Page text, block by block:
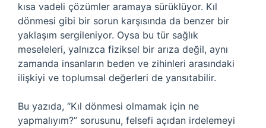
kısa vadeli çözümler aramaya sürüklüyor. Kıl
dönmesi gibi bir sorun karşısında da benzer bir
yaklaşım sergileniyor. Oysa bu tür sağlık
meseleleri, yalnızca fiziksel bir arıza değil, aynı
zamanda insanların beden ve zihinleri arasındaki
ilişkiyi ve toplumsal değerleri de yansıtabilir.
Bu yazıda, “Kıl dönmesi olmamak için ne
yapmalıyım?” sorusunu, felsefi açıdan irdelemeyi